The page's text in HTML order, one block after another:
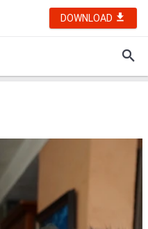
DOWNLOAD